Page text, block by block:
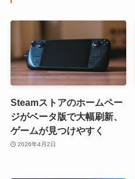
Steamストアのホームペー
ジがベータ版で大幅刷新、
ゲームが見つけやすく
2026年4月2日